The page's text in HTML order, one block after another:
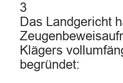
3
Das Landgericht
Klägers
begründet: